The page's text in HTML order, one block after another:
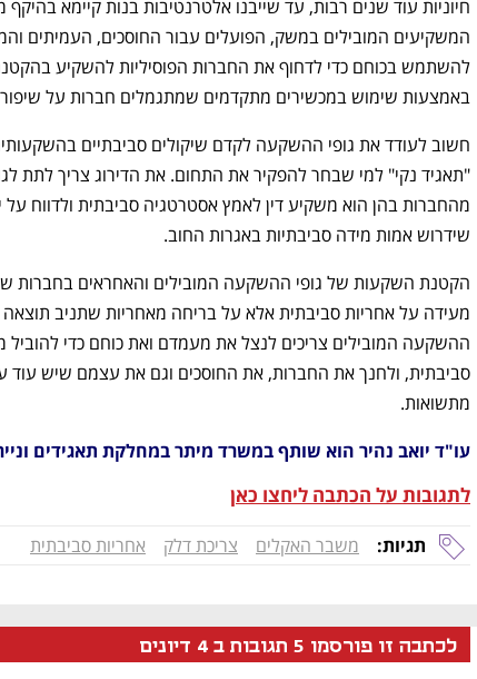
באמצעות שימוש במכשירים מתקדמים שמתגמלים חברות על שיפור
שידרוש אמות מידה סביבתיות באגרות החוב.
מתשואות.
עו"ד יואב נהיר הוא שותף במשרד מיתר במחלקת תאגידים
לתגובות על הכתבה ליחצו כאן
תגיות: משבר האקלים צריכת דלק אחריות סביבתית
לכתבה זו פורסמו 5 תגובות ב 4 דיונים